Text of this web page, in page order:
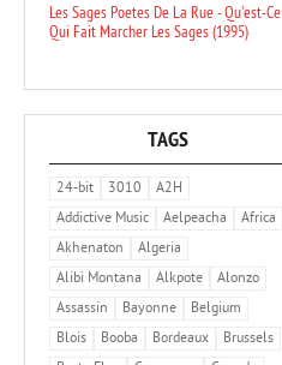
Les Sages Poetes De La Rue - Qu'est-Ce
Qui Fait Marcher Les Sages (1995)
TAGS
24-bit 3010
A2H
Addictive Music
Aelpeacha
Africa
Akhenaton
Algeria
Alibi Montana
Alkpote
Alonzo
Assassin
Bayonne
Belgium
Blois
Booba Bordeaux
Brussels